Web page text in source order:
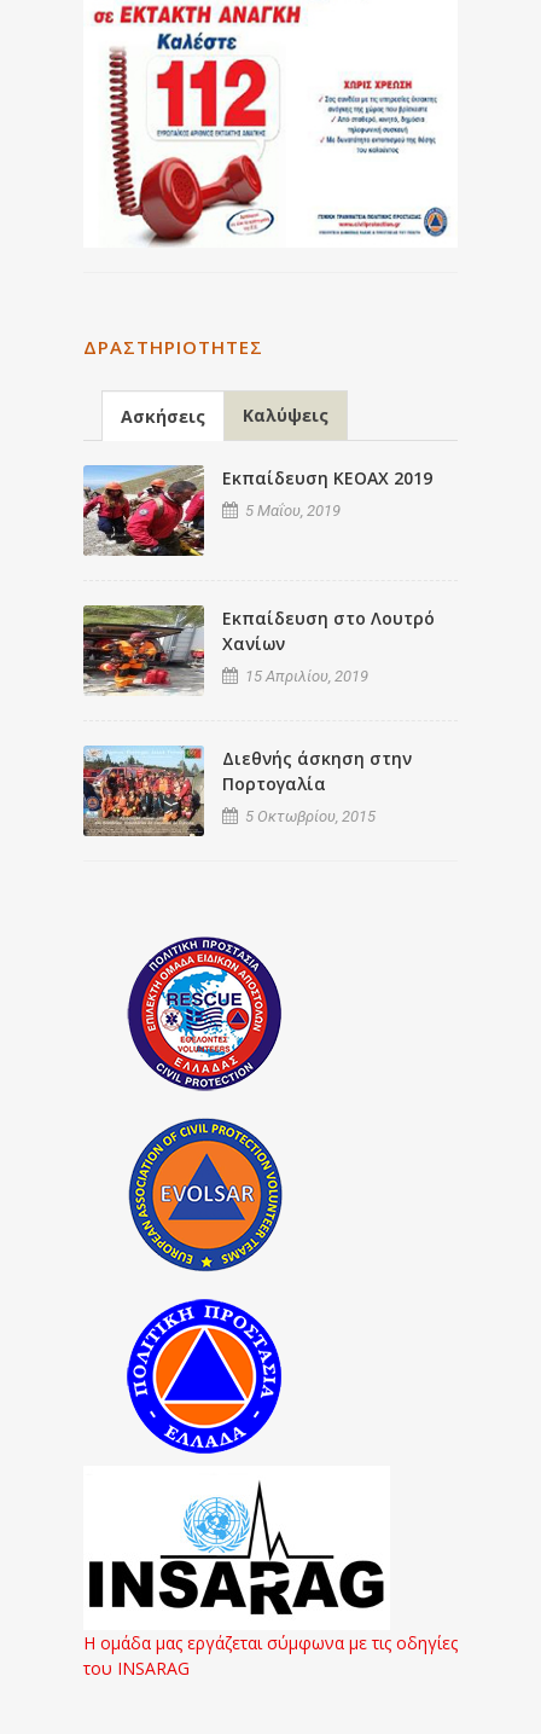
ΔΡΑΣΤΗΡΙΌΤΗΤΕΣ
Ασκήσεις Καλύψεις
Εκπαίδευση ΚΕΟΑΧ 2019
5 Μαΐου, 2019
Εκπαίδευση στο Λουτρό
Χανίων
15 Απριλίου, 2019
Διεθνής άσκηση στην
Πορτογαλία
5 Οκτωβρίου, 2015
Η ομάδα μας εργάζεται σύμφωνα με τις οδηγίες
του INSARAG